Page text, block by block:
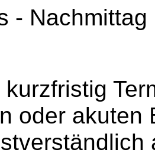
- Nachmittag
oder akuten